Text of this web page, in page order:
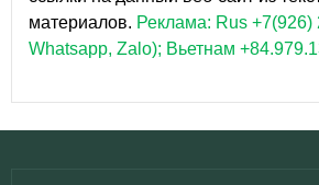
материалов. Реклама: Rus +7(926)
Whatsapp, Zalo); Вьетнам